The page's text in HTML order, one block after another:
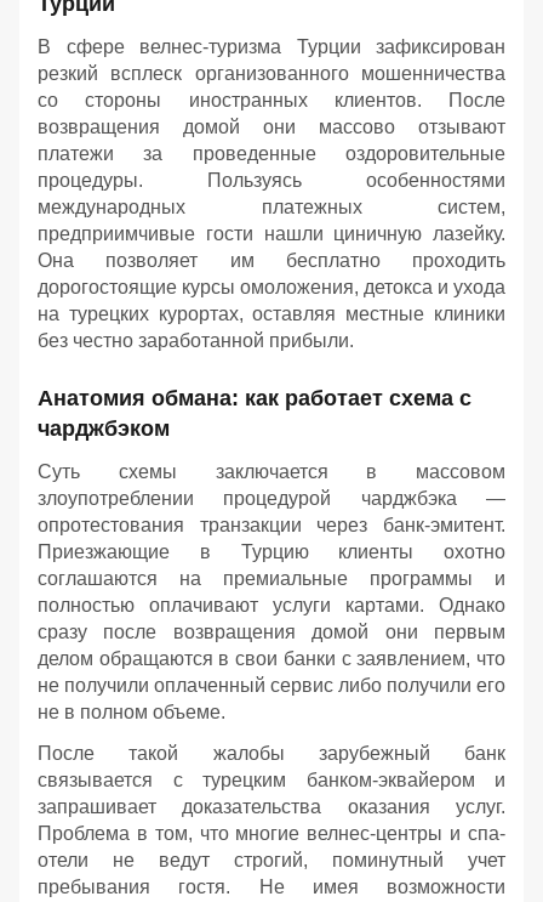
В сфере велнес-туризма Турции зафиксирован
резкий всплеск организованного мошенничества
со стороны иностранных клиентов. После
возвращения домой они массово отзывают
платежи за проведенные оздоровительные
процедуры. Пользуясь особенностями
международных платежных систем,
предприимчивые гости нашли циничную лазейку.
Она позволяет им бесплатно проходить
дорогостоящие курсы омоложения, детокса и ухода
на турецких курортах, оставляя местные клиники
без честно заработанной прибыли.
Анатомия обмана: как работает схема с
чарджбэком
Суть схемы заключается в массовом
злоупотреблении процедурой чарджбэка —
опротестования транзакции через банк-эмитент.
Приезжающие в Турцию клиенты охотно
соглашаются на премиальные программы и
полностью оплачивают услуги картами. Однако
сразу после возвращения домой они первым
делом обращаются в свои банки с заявлением, что
не получили оплаченный сервис либо получили его
не в полном объеме.
После такой жалобы зарубежный банк
связывается с турецким банком-эквайером и
запрашивает доказательства оказания услуг.
Проблема в том, что многие велнес-центры и спа-
отели не ведут строгий, поминутный учет
пребывания гостя. Не имея возможности